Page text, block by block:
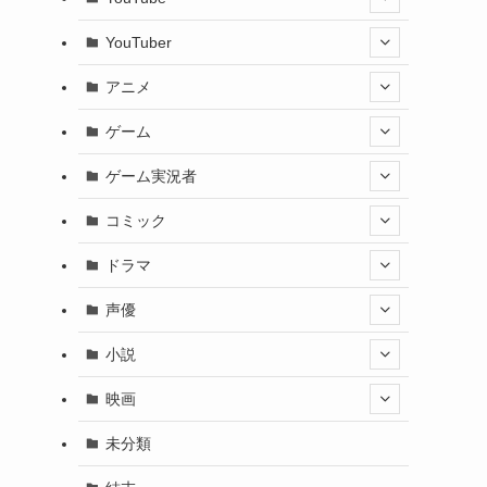
YouTuber
アニメ
ゲーム
ゲーム実況者
コミック
ドラマ
声優
小説
映画
未分類